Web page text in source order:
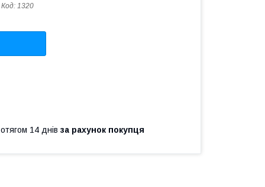
Код: 1320
14 днів за рахунок покупця